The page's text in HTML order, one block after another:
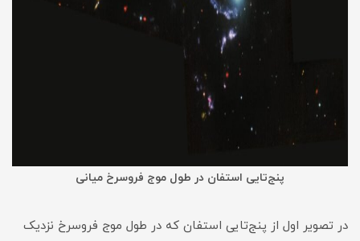
پنج‌تایی استفان در طول موج فروسرخ میانی
در تصویر اول از پنج‌تایی استفان که در طول موج فروسرخ نزدیک